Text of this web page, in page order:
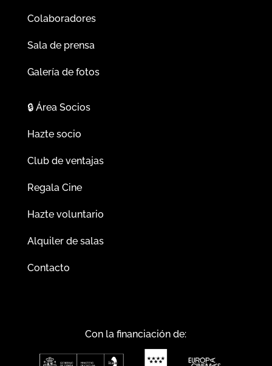
Colaboradores
Sala de prensa
Galería de fotos
🔒Área Socios
Hazte socio
Club de ventajas
Regala Cine
Hazte voluntario
Alquiler de salas
Contacto
Con la financiación de: